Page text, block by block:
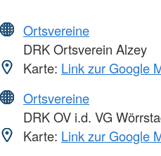
Ortsvereine
DRK Ortsverein Alzey
Karte: Link zur Google
Ortsvereine
DRK OV i.d. VG
Karte: Link zur Google